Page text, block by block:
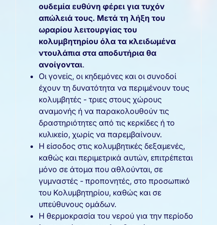
ουδεμία ευθύνη φέρει για τυχόν
απώλειά τους. Μετά τη λήξη του
ωραρίου λειτουργίας του
κολυμβητηρίου όλα τα κλειδωμένα
ντουλάπια στα αποδυτήρια θα
ανοίγονται.
Οι γονείς, οι κηδεμόνες και οι συνοδοί
έχουν τη δυνατότητα να περιμένουν τους
κολυμβητές - τριες στους χώρους
αναμονής ή να παρακολουθούν τις
δραστηριότητες από τις κερκίδες ή το
κυλικείο, χωρίς να παρεμβαίνουν.
Η είσοδος στις κολυμβητικές δεξαμενές,
καθώς και περιμετρικά αυτών, επιτρέπεται
μόνο σε άτομα που αθλούνται, σε
γυμναστές - προπονητές, στο προσωπικό
του Κολυμβητηρίου, καθώς και σε
υπεύθυνους ομάδων.
Η θερμοκρασία του νερού για την περίοδο